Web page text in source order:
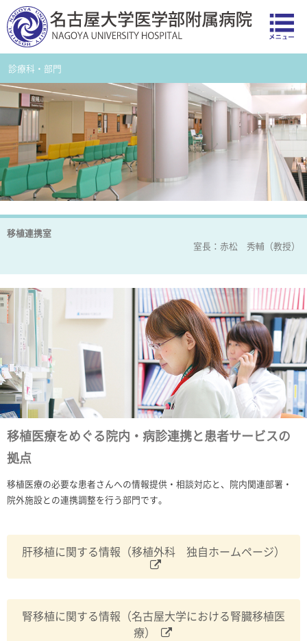
診療科・部門
移植連携室
室長：赤松 秀輔（教授）
移植医療をめぐる院内・病診連携と患者サービスの
拠点
移植医療の必要な患者さんへの情報提供・相談対応と、院内関連部署・
院外施設との連携調整を行う部門です。
肝移植に関する情報（移植外科 独自ホームページ）
腎移植に関する情報（名古屋大学における腎臓移植医
療）